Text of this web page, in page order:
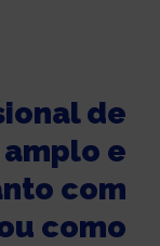
de
e
com
como